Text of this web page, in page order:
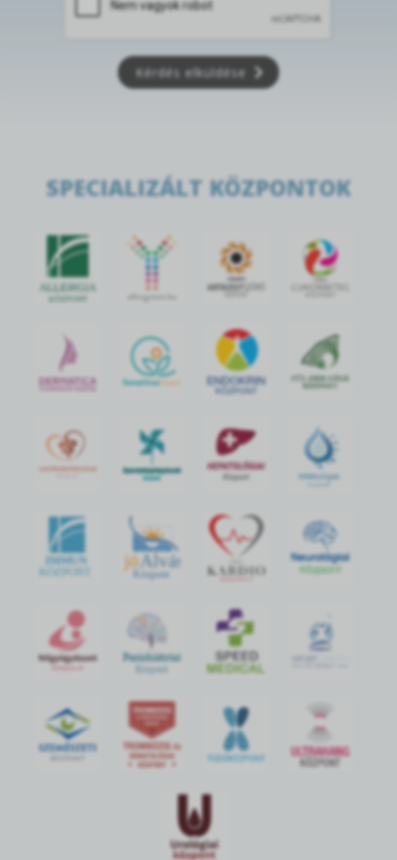
Kérdés elküldése
SPECIALIZÁLT KÖZPONTOK
IMMUN
KÖZPONT
jó Alvás
Központ